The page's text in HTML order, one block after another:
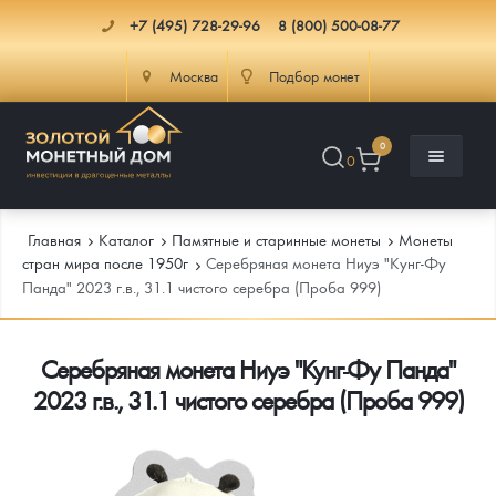
+7 (495) 728-29-96 8 (800) 500-08-77
Москва Подбор монет
0
0
Каталог
Каталог Монет
Инвестиционные монеты
Монеты Россия и СССР
Памятные и старинные монеты
Инфо
Как сделать заказ
Подлинность монет
Главная Каталог Памятные и старинные монеты
Монеты
стран мира после 1950г
Серебряная монета Ниуэ "Кунг-Фу
Панда" 2023 г.в., 31.1 чистого серебра (Проба 999)
Серебряная монета Ниуэ "Кунг-Фу Панда"
2023 г.в., 31.1 чистого серебра (Проба 999)